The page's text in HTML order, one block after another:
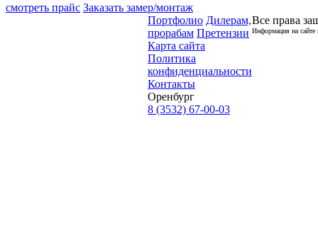
смотреть прайс Заказать замер/монтаж
Портфолио Дилерам,
прорабам Претензии
Карта сайта
Политика
конфиденциальности
Контакты
Оренбург
8 (3532) 67-00-03
Все права
Информация на сайте